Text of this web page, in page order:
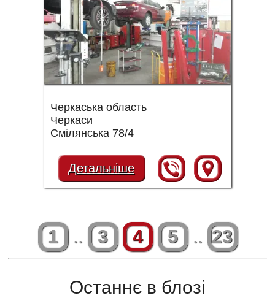
Черкаська область
Черкаси
Смілянська 78/4
Детальніше
1 .. 3 4 5 .. 23
Останнє в блозі